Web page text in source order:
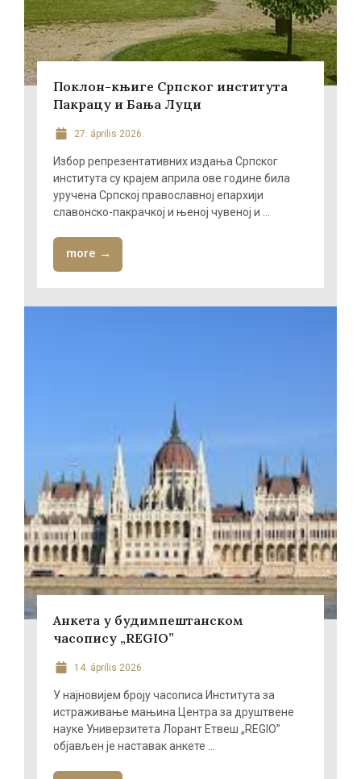
Поклон-књиге Српског института
Пакрацу и Бања Луци
27. április 2026.
Избор репрезентативних издања Српског
института су крајем априла ове године била
уручена Српској православној епархији
славонско-пакрачкој и њеној чувеној и ...
more →
Анкета у будимпештанском
часопису „REGIO”
14. április 2026.
У најновијем броју часописа Института за
истраживање мањина Центра за друштвене
науке Универзитета Лорант Етвеш „REGIO”
објављен је наставак анкете ...